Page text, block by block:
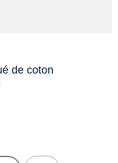
de coton